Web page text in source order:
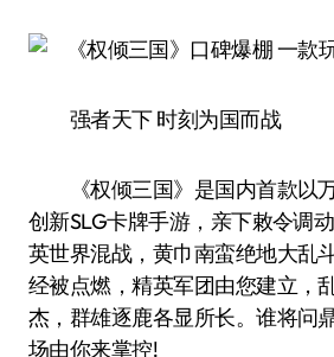
强者天下 时刻为国而战
《权倾三国》是国内首款以
创新SLG卡牌手游，亲下敕令调
英世界混战，黄巾南蛮绝地大乱
经被点燃，精英军团由您建立，
杰，群雄逐鹿各显所长。谁将问
场由你来掌控!